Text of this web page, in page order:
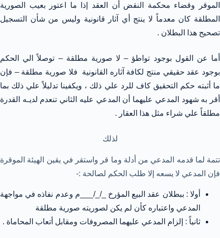
الموقر وقضاء محكمة النقض أن العقد إذا ما اعتور بعيب الصورية
المطلقة كان معدماً لا ينتج أي آثار قانونية وليس من شأن التسجيل
تصحيح هذا البطلان .
أما عن القول بوجود تواطؤ – لا صورية مطلقة – توصلاً الي الحكم
بوجود عقد حقيقي منتج لكافة آثاره القانونية فلا صورية مطلقة – فإن
ما أثبته حكم التحقيق كاف للرد علي ذلك ، ويكفينا تدليلاً علي ذلك بما
أقر به شهود المدعي عليهما أن المدعي عليه الثاني تنعدم لديـه القدرة
مطلقاً علي شراء مثل هذا العقار .
لذلك
تتمة لما قدمه المدعي من أدلة وما قر واستقر في يقين الهيئة الموقرة
فإن المدعي لا يسعه إلا طلب الحكم لصالحة :-
أولا : ببطلان عقد البيع المؤرخ _/_/___م وعدم نفاذه في مواجهة
المدعي واعتباره كأن لم يكن لصوريته صورية مطلقة
ثانياً : إلزام المدعي عليهما المصروفات ومقابل أتعاب المحاماة .